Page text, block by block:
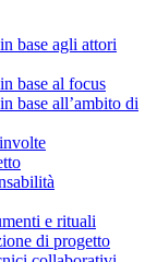
base agli attori
base al focus
base all’ambito di
e rituali
di progetto